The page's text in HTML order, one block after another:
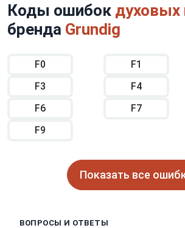
Коды ошибок
бренда Grundig
F0 F1
F3
F4
F6
F7
F9
Показать все
ВОПРОСЫ И ОТВЕТЫ